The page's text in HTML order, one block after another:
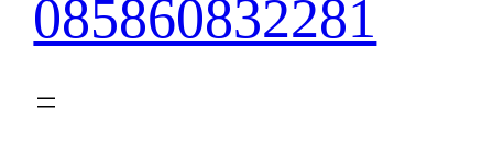
085860832281